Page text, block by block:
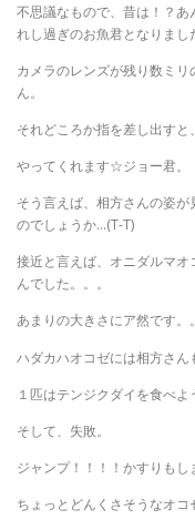
不思議なもので、昔は！？
れし過ぎのお魚君となりまし
カメラのレンズが残り数ミ
ん。
それどころか指を差し出すと
やってくれます☆ジョー君。
そう言えば、相方さんの姿
のでしょうか…(T-T)
接近と言えば、オニダルマ
んでした。。。
あまりの大きさにア然です。
ハダカハオコゼには相方さん
１匹はテンジクダイを食べよ
そして、失敗。
ジャンプ！！！！かすりもし
ちょっとどんくさそうなオコ